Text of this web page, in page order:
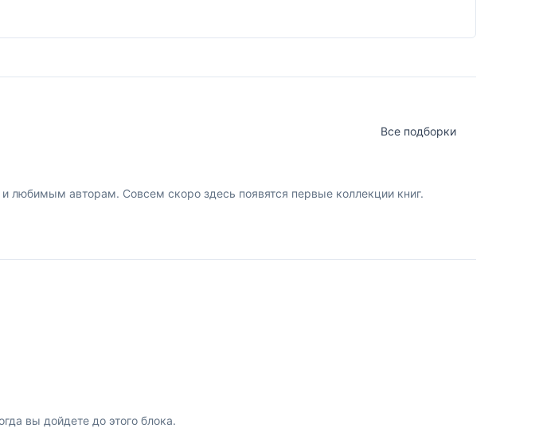
Все подборки
авторам. Совсем скоро здесь появятся первые коллекции книг.
вы дойдете до этого блока.